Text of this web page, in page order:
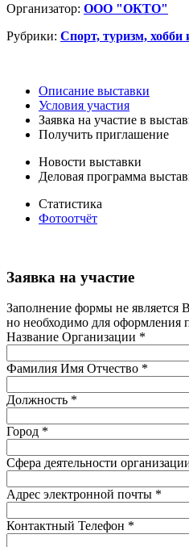
Организатор: ООО "ОКТО"
Рубрики: Спорт, туризм, хобби
Описание выставки
Условия участия
Заявка на участие в
Получить приглашение
Новости выставки
Деловая программа
Статистика
Фотоотчёт
Заявка на участие
Заполнение формы не является
но необходимо для оформления
Название Организации *
Фамилия Имя Отчество *
Должность *
Город *
Сфера деятельности
Адрес электронной почты *
Контактный Телефон *